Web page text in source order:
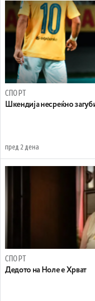
СПОРТ
Шкендија несреќно
пред 2 дена
СПОРТ
Дедото на Ноле е Хрват